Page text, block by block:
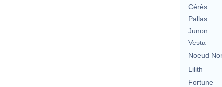
Cérès
Pallas
Junon
Vesta
Noeud
Lilith
Fortune